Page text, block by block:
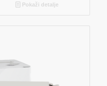
Pokaži detalje